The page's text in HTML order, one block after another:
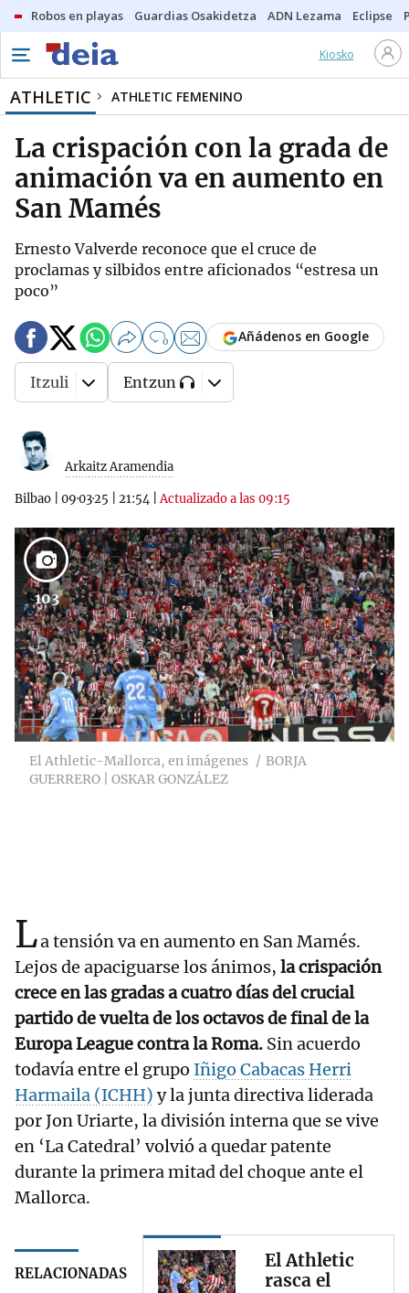
Robos en playas Guardias Osakidetza ADN Lezama Eclipse
Kiosko
ATHLETIC ATHLETIC FEMENINO
La crispación con la grada de
animación va en aumento en
San Mamés
Ernesto Valverde reconoce que el cruce de
proclamas y silbidos entre aficionados “estresa un
poco”
Arkaitz Aramendia
Bilbao 09·03·25 21:54 |Actualizado a las 09:15
0 Añádenos en Google
Itzuli Entzun
103
El Athletic-Mallorca, en imágenes
BORJA
GUERRERO | OSKAR GONZÁLEZ
La tensión va en aumento en San Mamés.
Lejos de apaciguarse los ánimos, la crispación
crece en las gradas a cuatro días del crucial
partido de vuelta de los octavos de final de la
Europa League contra la Roma. Sin acuerdo
todavía entre el grupo Iñigo Cabacas Herri
Harmaila (ICHH) y la junta directiva liderada
por Jon Uriarte, la división interna que se vive
en ‘La Catedral’ volvió a quedar patente
durante la primera mitad del choque ante el
Mallorca.
RELACIONADAS
El Athletic
rasca el